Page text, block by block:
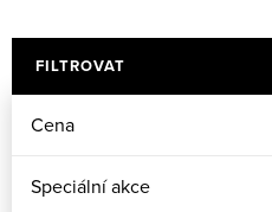
FILTROVAT
Cena
Speciální akce